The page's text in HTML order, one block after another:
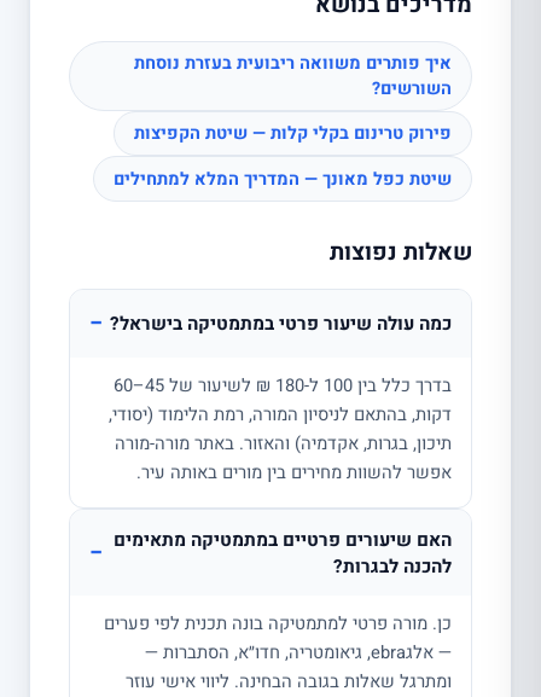
איך פותרים משוואה ריבועית בעזרת נוסחת
השורשים?
פירוק טרינום בקלי קלות — שיטת הקפיצות
שיטת כפל מאונך — המדריך המלא למתחילים
שאלות נפוצות
כמה עולה שיעור פרטי במתמטיקה בישראל? −
בדרך כלל בין 100 ל-180 ₪ לשיעור של 45–60
דקות, בהתאם לניסיון המורה, רמת הלימוד (יסודי,
תיכון, בגרות, אקדמיה) והאזור. באתר מורה-מורה
אפשר להשוות מחירים בין מורים באותה עיר.
האם שיעורים פרטיים במתמטיקה מתאימים
להכנה לבגרות?
−
כן. מורה פרטי למתמטיקה בונה תכנית לפי פערים
— אלגebra, גיאומטריה, חדו״א, הסתברות —
ומתרגל שאלות בגובה הבחינה. ליווי אישי עוזר